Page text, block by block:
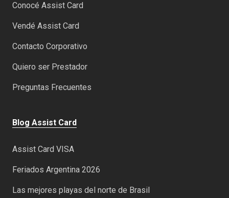
Conocé Assist Card
Vendé Assist Card
Contacto Corporativo
Quiero ser Prestador
Preguntas Frecuentes
Blog Assist Card
Assist Card VISA
Feriados Argentina 2026
Las mejores playas del norte de Brasil